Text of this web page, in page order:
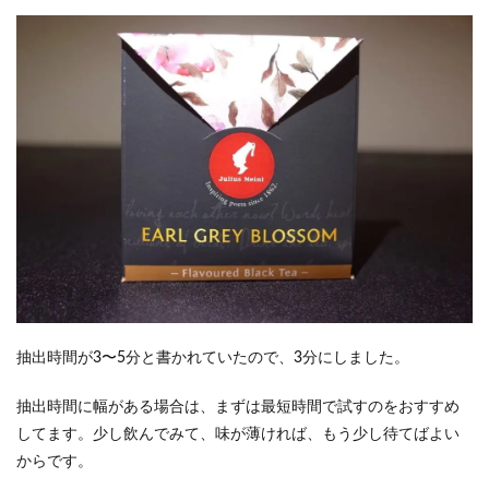
抽出時間が3〜5分と書かれていたので、3分にしました。
抽出時間に幅がある場合は、まずは最短時間で試すのをおすすめ
してます。少し飲んでみて、味が薄ければ、もう少し待てばよい
からです。